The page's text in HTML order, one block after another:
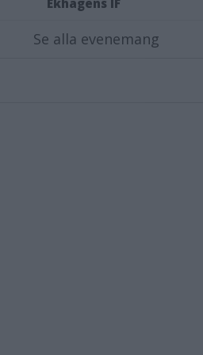
Ekhagens IF
Se alla evenemang